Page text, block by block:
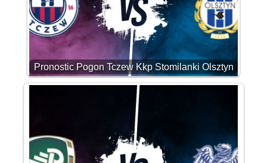
Pronostic Pogon Tczew Kkp Stomilanki Olsztyn